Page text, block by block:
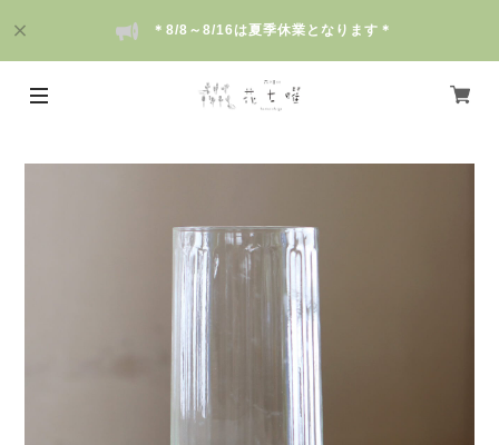
＊8/8～8/16は夏季休業となります＊